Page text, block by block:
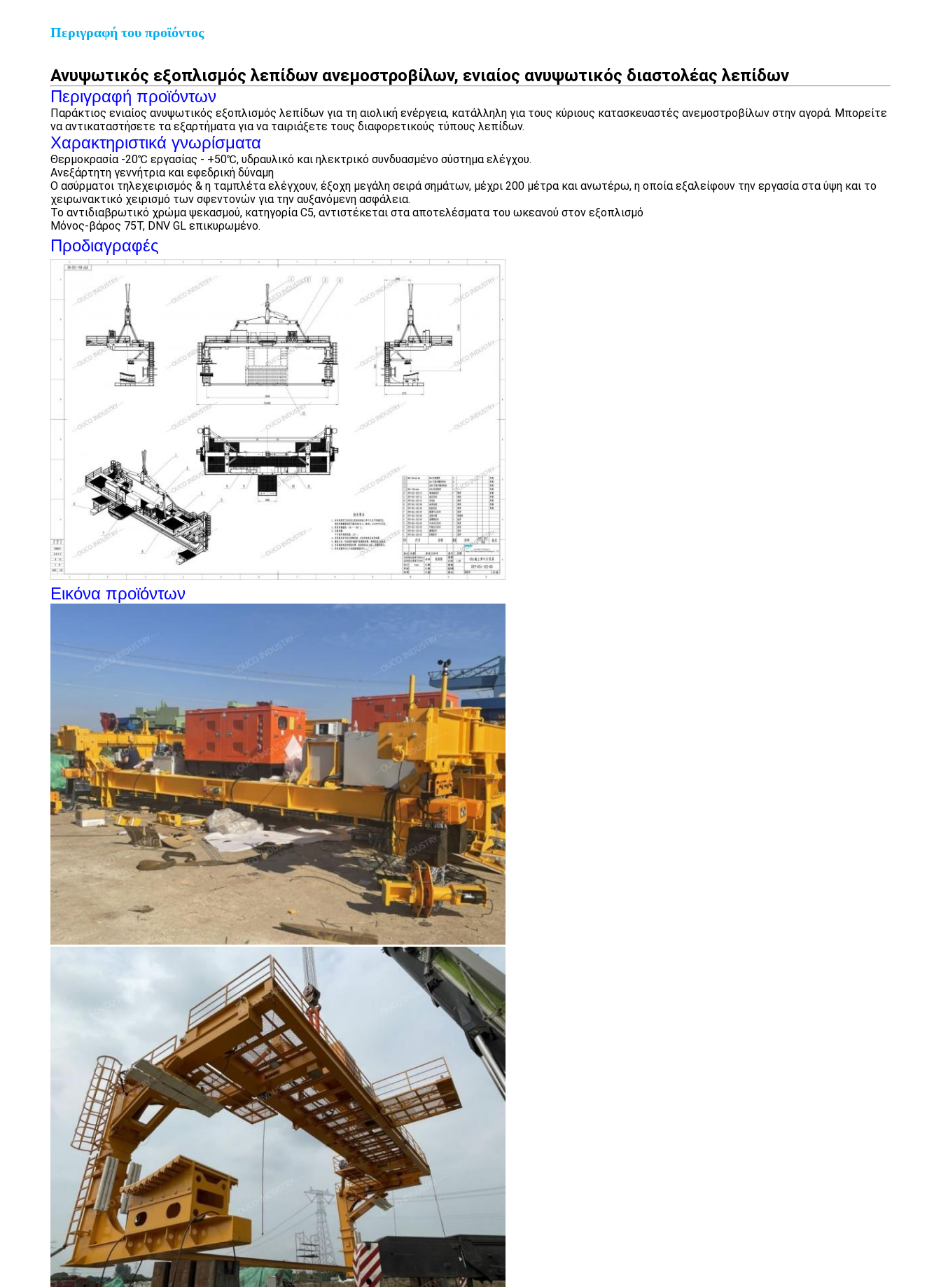
Περιγραφή του προϊόντος
Ανυψωτικός εξοπλισμός λεπίδων ανεμοστροβίλων, ενιαίος ανυψωτικός διαστολέας λεπίδων
Περιγραφή προϊόντων
Παράκτιος ενιαίος ανυψωτικός εξοπλισμός λεπίδων για τη αιολική ενέργεια, κατάλληλη για τους κύριους κατασκευαστές ανεμοστροβίλων στην αγορά. Μπορείτε
να αντικαταστήσετε τα εξαρτήματα για να ταιριάξετε τους διαφορετικούς τύπους λεπίδων.
Χαρακτηριστικά γνωρίσματα
Θερμοκρασία -20℃ εργασίας - +50℃, υδραυλικό και ηλεκτρικό συνδυασμένο σύστημα ελέγχου.
Ανεξάρτητη γεννήτρια και εφεδρική δύναμη
Ο ασύρματοι τηλεχειρισμός & η ταμπλέτα ελέγχουν, έξοχη μεγάλη σειρά σημάτων, μέχρι 200 μέτρα και ανωτέρω, η οποία εξαλείφουν την εργασία στα ύψη και το
χειρωνακτικό χειρισμό των σφεντονών για την αυξανόμενη ασφάλεια.
Το αντιδιαβρωτικό χρώμα ψεκασμού, κατηγορία C5, αντιστέκεται στα αποτελέσματα του ωκεανού στον εξοπλισμό
Μόνος-βάρος 75T, DNV GL επικυρωμένο.
Προδιαγραφές
Εικόνα προϊόντων